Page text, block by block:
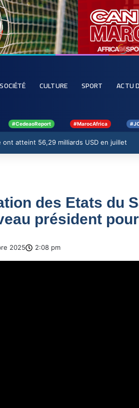
SOCIÉTÉ CULTURE SPORT ACTU
#CedeaoReport #MarocAfrica
ont atteint 56,29 milliards USD en juillet
des Etats du
président
2025 2:08 pm